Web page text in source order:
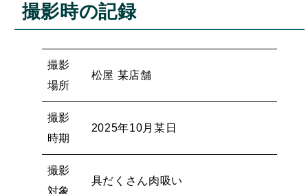
撮影時の記録
撮影
場所
松屋 某店舗
撮影
時期
2025年10月某日
撮影
対象
具だくさん肉吸い